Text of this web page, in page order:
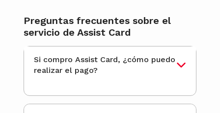
Preguntas frecuentes sobre el
servicio de Assist Card
Si compro Assist Card, ¿cómo puedo
realizar el pago?